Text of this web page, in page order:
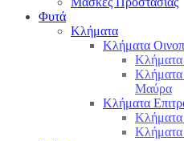
Φυτά
Κλήματα
Κλήματα
Κλήματα
Κλήματα
Μαύρα
Κλήματα
Κλήματα
Κλήματα